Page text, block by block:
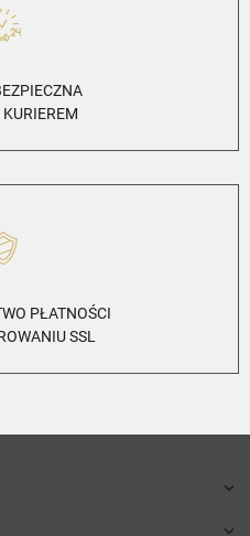
PŁATNOŚCI
SSL

